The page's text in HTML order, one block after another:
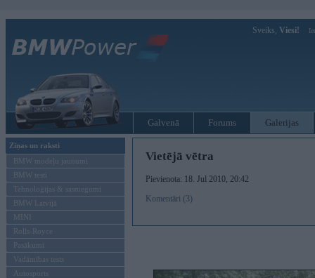
Sveiks, Viesi!
Galvenā Forums Galerijas
Ziņas un raksti
BMW modeļu jaunumi
BMW testi
Tehnoloģijas & sasniegumi
BMW Latvijā
MINI
Rolls-Royce
Pasākumi
Vadāmības tests
Autosports
Vietējā vētra
Pievienota: 18. Jul 2010, 20:42
Komentāri (3)